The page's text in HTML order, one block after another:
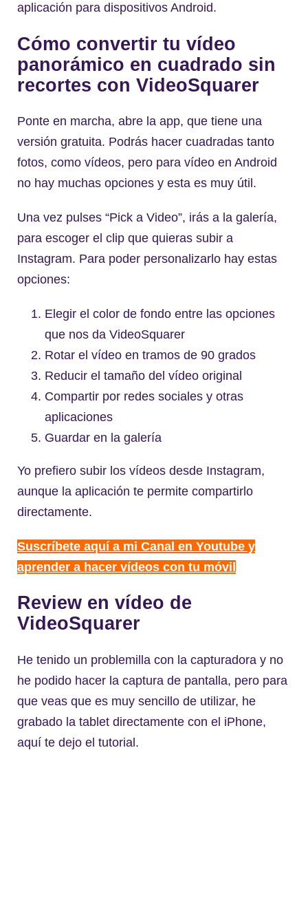
aplicación para dispositivos Android.
Cómo convertir tu vídeo
panorámico en cuadrado sin
recortes con VideoSquarer
Ponte en marcha, abre la app, que tiene una
versión gratuita. Podrás hacer cuadradas tanto
fotos, como vídeos, pero para vídeo en Android
no hay muchas opciones y esta es muy útil.
Una vez pulses “Pick a Video”, irás a la galería,
para escoger el clip que quieras subir a
Instagram. Para poder personalizarlo hay estas
opciones:
Elegir el color de fondo entre las opciones
que nos da VideoSquarer
Rotar el vídeo en tramos de 90 grados
Reducir el tamaño del vídeo original
Compartir por redes sociales y otras
aplicaciones
Guardar en la galería
Yo prefiero subir los vídeos desde Instagram,
aunque la aplicación te permite compartirlo
directamente.
Suscríbete aquí a mi Canal en Youtube y
aprender a hacer vídeos con tu móvil
Review en vídeo de
VideoSquarer
He tenido un problemilla con la capturadora y no
he podido hacer la captura de pantalla, pero para
que veas que es muy sencillo de utilizar, he
grabado la tablet directamente con el iPhone,
aquí te dejo el tutorial.